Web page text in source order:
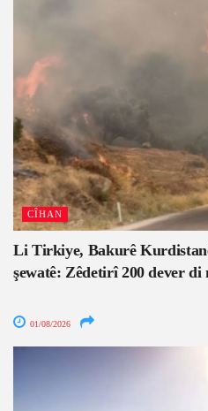
CÎHAN
Li Tirkiye, Bakurê
şewatê: Zêdetirî 200 dever di
01/08/2026